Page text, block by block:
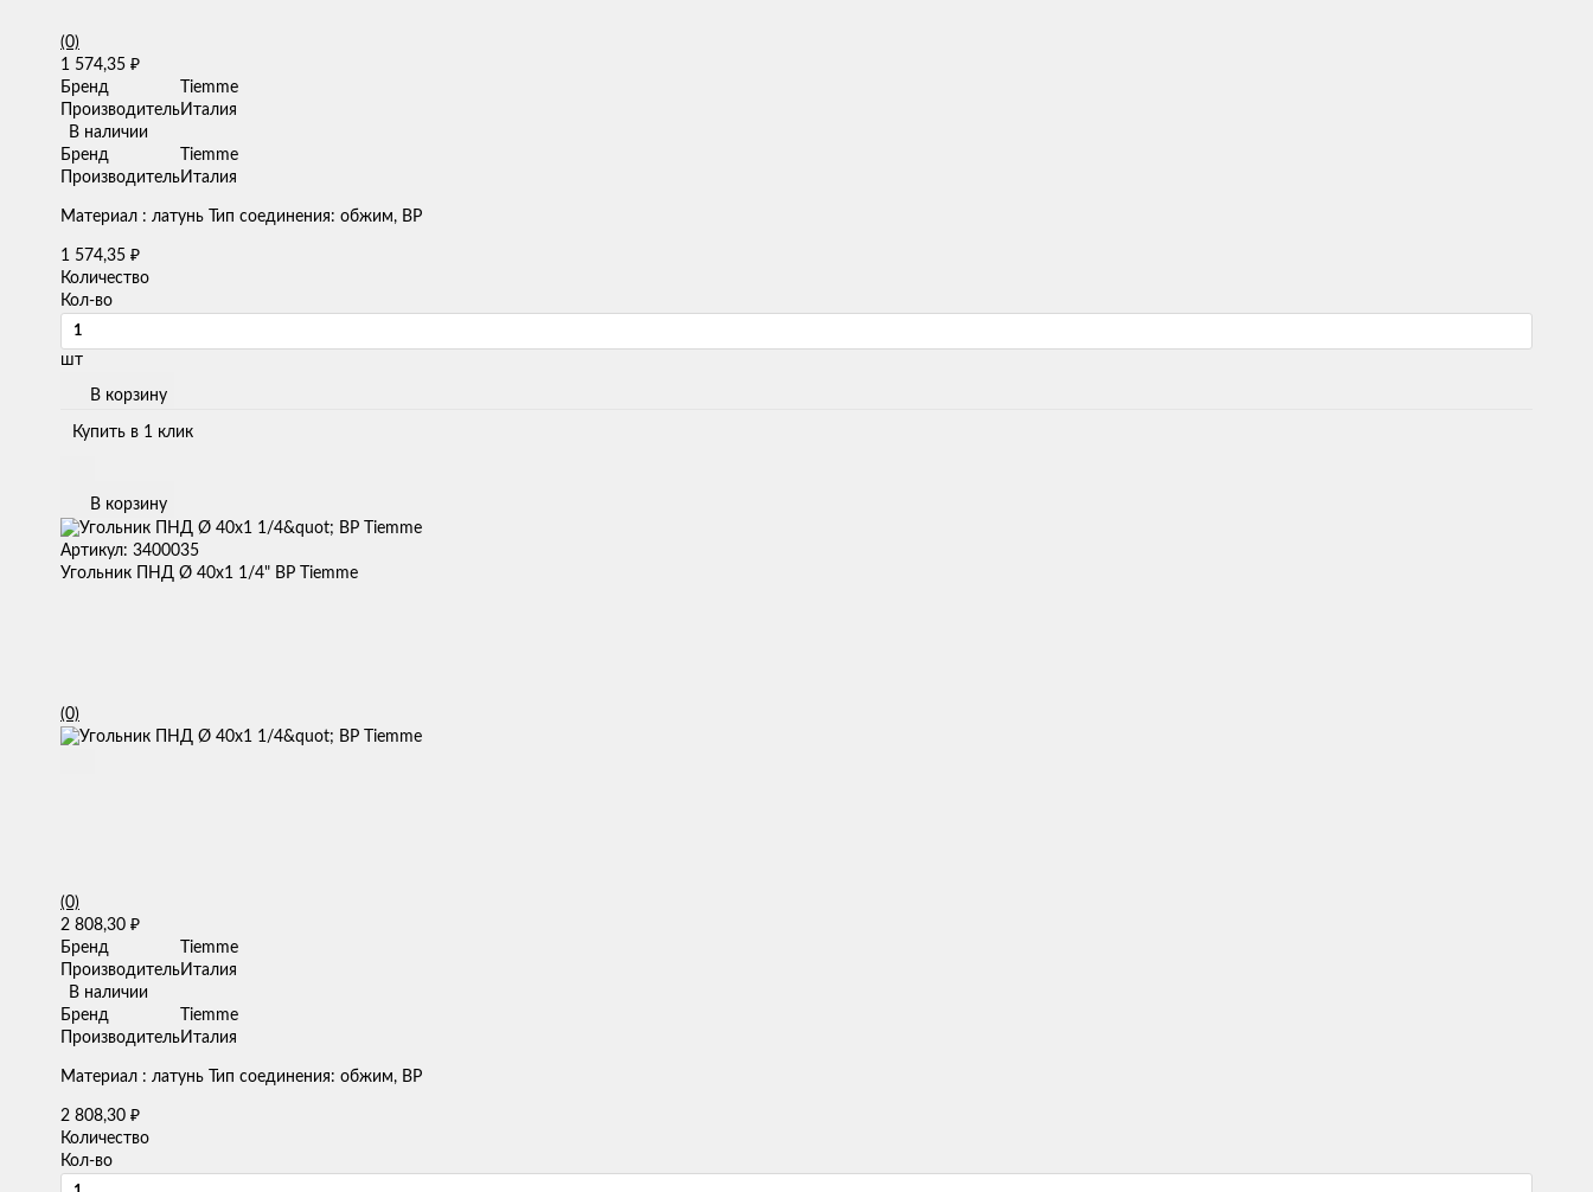
(0)
1 574,35 ₽
Бренд
Tiemme
ПроизводительИталия
В наличии
Бренд
Tiemme
ПроизводительИталия
Материал : латунь Тип соединения: обжим, ВР
1 574,35 ₽
Количество
Кол-во
шт
В корзину
Купить в 1 клик
В корзину
Артикул: 3400035
Угольник ПНД Ø 40х1 1/4" ВР Tiemme
(0)
(0)
2 808,30 ₽
Бренд
Tiemme
ПроизводительИталия
В наличии
Бренд
Tiemme
ПроизводительИталия
Материал : латунь Тип соединения: обжим, ВР
2 808,30 ₽
Количество
Кол-во